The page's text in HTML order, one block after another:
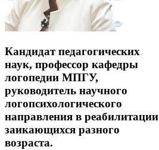
Кандидат педагогических
наук, профессор кафедры
логопедии МПГУ,
руководитель научного
логопсихологического
направления в реабилитации
заикающихся разного
возраста.